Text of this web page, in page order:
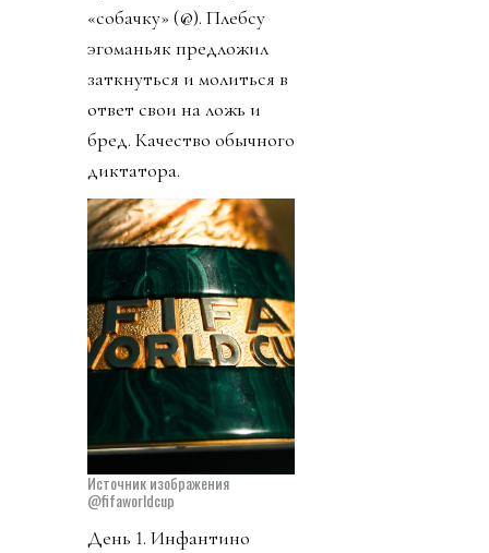
«собачку» (@). Плебсу
эгоманьяк предложил
заткнуться и молиться в
ответ свои на ложь и
бред. Качество обычного
диктатора.
Источник изображения
@fifaworldcup
День 1. Инфантино